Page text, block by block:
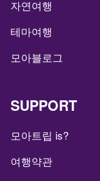
자연여행
테마여행
모아블로그
SUPPORT
모아트립 is?
여행약관